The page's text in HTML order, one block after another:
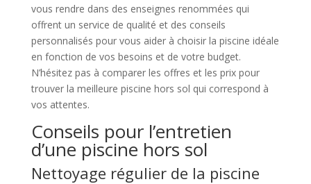
vous rendre dans des enseignes renommées qui
offrent un service de qualité et des conseils
personnalisés pour vous aider à choisir la piscine idéale
en fonction de vos besoins et de votre budget.
N’hésitez pas à comparer les offres et les prix pour
trouver la meilleure piscine hors sol qui correspond à
vos attentes.
Conseils pour l’entretien
d’une piscine hors sol
Nettoyage régulier de la piscine